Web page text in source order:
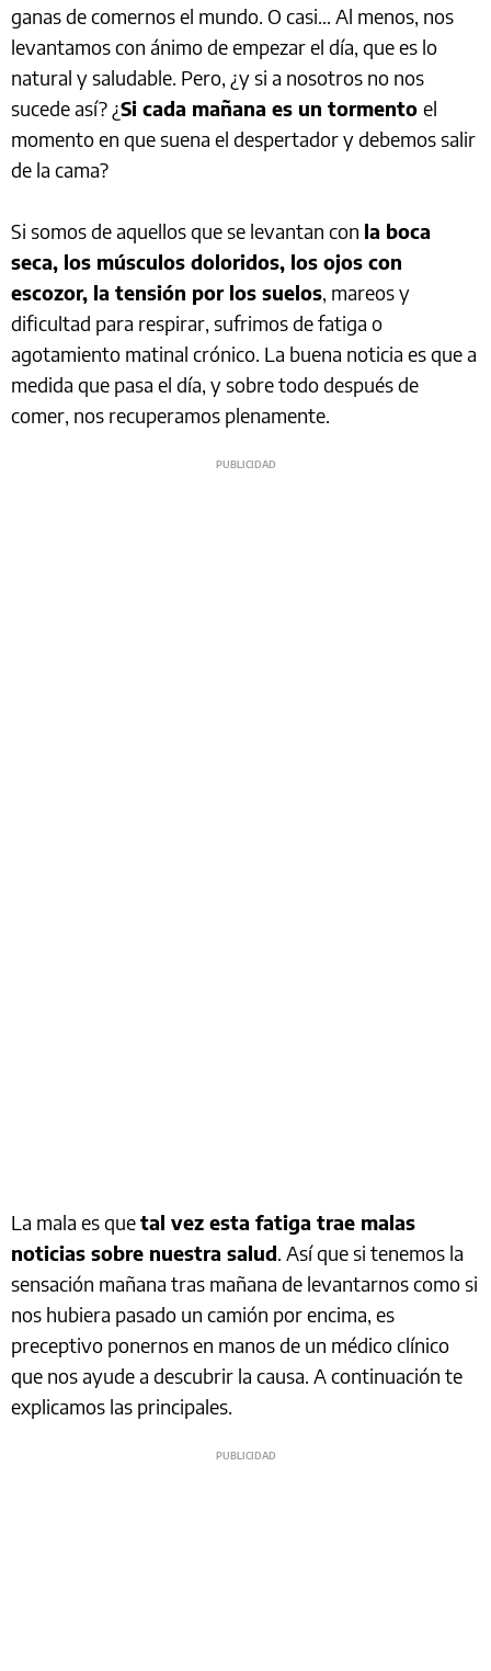
ganas de comernos el mundo. O casi… Al menos, nos
levantamos con ánimo de empezar el día, que es lo
natural y saludable. Pero, ¿y si a nosotros no nos
sucede así? ¿Si cada mañana es un tormento el
momento en que suena el despertador y debemos salir
de la cama?
Si somos de aquellos que se levantan con la boca
seca, los músculos doloridos, los ojos con
escozor, la tensión por los suelos, mareos y
dificultad para respirar, sufrimos de fatiga o
agotamiento matinal crónico. La buena noticia es que a
medida que pasa el día, y sobre todo después de
comer, nos recuperamos plenamente.
La mala es quetal vez esta fatiga trae malas
noticias sobre nuestra salud. Así que si tenemos la
sensación mañana tras mañana de levantarnos como si
nos hubiera pasado un camión por encima, es
preceptivo ponernos en manos de un médico clínico
que nos ayude a descubrir la causa. A continuación te
explicamos las principales.